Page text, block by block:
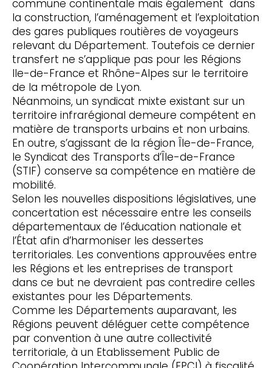
commune continentale mais également dans
la construction, l’aménagement et l’exploitation
des gares publiques routières de voyageurs
relevant du Département. Toutefois ce dernier
transfert ne s’applique pas pour les Régions
Ile-de-France et Rhône-Alpes sur le territoire
de la métropole de Lyon.
Néanmoins, un syndicat mixte existant sur un
territoire infrarégional demeure compétent en
matière de transports urbains et non urbains.
En outre, s’agissant de la région Île-de-France,
le Syndicat des Transports d’Île-de-France
(STIF) conserve sa compétence en matière de
mobilité.
Selon les nouvelles dispositions législatives, une
concertation est nécessaire entre les conseils
départementaux de l’éducation nationale et
l’État afin d’harmoniser les dessertes
territoriales. Les conventions approuvées entre
les Régions et les entreprises de transport
dans ce but ne devraient pas contredire celles
existantes pour les Départements.
Comme les Départements auparavant, les
Régions peuvent déléguer cette compétence
par convention à une autre collectivité
territoriale, à un Etablissement Public de